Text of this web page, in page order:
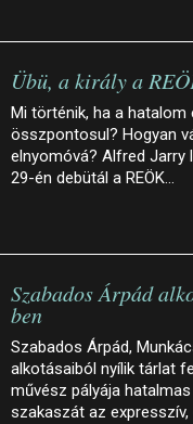
Übü, a király a
Mi történik, ha a
összpontosul? Hogyan
elnyomóvá? Alfred Jarry
29-én debütál a REÖK…
Szabados Árpád
ben
Szabados Árpád,
alkotásaiból nyílik tárlat
művész pályája
szakaszát az